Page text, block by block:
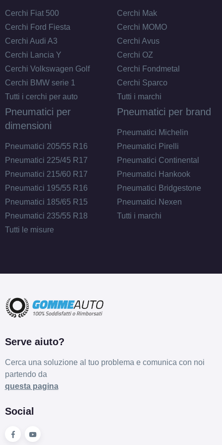
Cerchi Fiat 500
Cerchi Ford Fiesta
Cerchi Audi A3
Cerchi Lancia Y
Cerchi Volkswagen Golf
Cerchi BMW serie 1
Tutti i cerchi per auto
Cerchi Mak
Cerchi MOMO
Cerchi Avus
Cerchi OZ
Cerchi Fondmetal
Cerchi Sparco
Tutti i marchi
Pneumatici per
dimensioni
Pneumatici 205/55 R16
Pneumatici 225/45 R17
Pneumatici 215/60 R17
Pneumatici 195/55 R16
Pneumatici 185/65 R15
Pneumatici 235/55 R18
Tutti le misure
Pneumatici per brand
Pneumatici Michelin
Pneumatici Pirelli
Pneumatici Continental
Pneumatici Hankook
Pneumatici Bridgestone
Pneumatici Nexen
Tutti i marchi
Serve aiuto?
Cerca una soluzione al tuo problema e comunica con noi
partendo da
questa pagina
Social